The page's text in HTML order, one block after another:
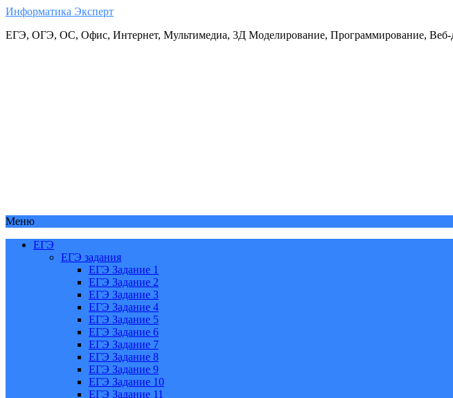
Информатика Эксперт
ЕГЭ, ОГЭ, ОС, Офис, Интернет, Мультимедиа, 3Д Моделирование, Программирование, Веб-
Меню
ЕГЭ
ЕГЭ задания
ЕГЭ Задание 1
ЕГЭ Задание 2
ЕГЭ Задание 3
ЕГЭ Задание 4
ЕГЭ Задание 5
ЕГЭ Задание 6
ЕГЭ Задание 7
ЕГЭ Задание 8
ЕГЭ Задание 9
ЕГЭ Задание 10
ЕГЭ Задание 11